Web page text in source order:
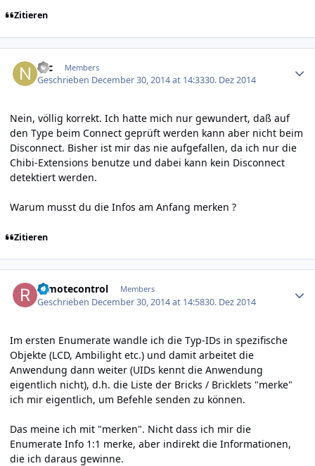
Zitieren
Nic Members
Geschrieben December 30, 2014 at 14:3330. Dez 2014
Nein, völlig korrekt. Ich hatte mich nur gewundert, daß auf
den Type beim Connect geprüft werden kann aber nicht beim
Disconnect. Bisher ist mir das nie aufgefallen, da ich nur die
Chibi-Extensions benutze und dabei kann kein Disconnect
detektiert werden.
Warum musst du die Infos am Anfang merken ?
Zitieren
remotecontrol Members
Geschrieben December 30, 2014 at 14:5830. Dez 2014
Im ersten Enumerate wandle ich die Typ-IDs in spezifische
Objekte (LCD, Ambilight etc.) und damit arbeitet die
Anwendung dann weiter (UIDs kennt die Anwendung
eigentlich nicht), d.h. die Liste der Bricks / Bricklets "merke"
ich mir eigentlich, um Befehle senden zu können.
Das meine ich mit "merken". Nicht dass ich mir die
Enumerate Info 1:1 merke, aber indirekt die Informationen,
die ich daraus gewinne.